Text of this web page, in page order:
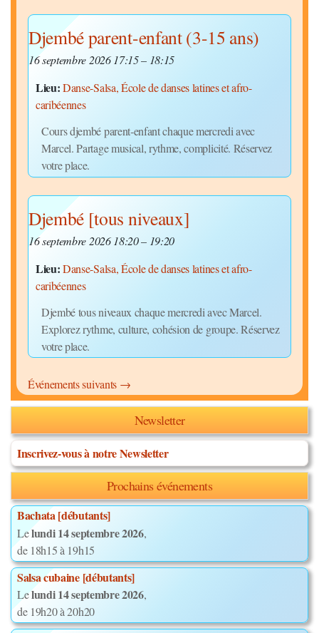
Djembé parent-enfant (3-15 ans)
16 septembre 2026 17:15– 18:15
Lieu:Danse-Salsa, École de danses latines et afro-
caribéennes
Cours djembé parent‑enfant chaque mercredi avec
Marcel. Partage musical, rythme, complicité. Réservez
votre place.
Djembé [tous niveaux]
16 septembre 2026 18:20– 19:20
Lieu:Danse-Salsa, École de danses latines et afro-
caribéennes
Djembé tous niveaux chaque mercredi avec Marcel.
Explorez rythme, culture, cohésion de groupe. Réservez
votre place.
Événements suivants →
Newsletter
Inscrivez-vous à notre Newsletter
Prochains événements
Bachata [débutants]
Lelundi 14 septembre 2026,
de 18h15 à 19h15
Salsa cubaine [débutants]
Lelundi 14 septembre 2026,
de 19h20 à 20h20